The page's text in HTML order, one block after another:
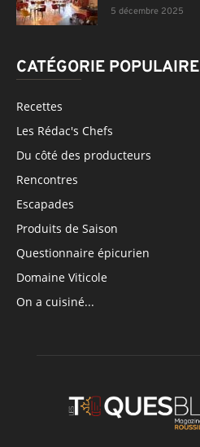
5 décembre 2025
CATÉGORIE POPULAIRE
Recettes
Les Rédac's Chefs
Du côté des producteurs
Rencontres
Escapades
Produits de Saison
Questionnaire épicurien
Domaine Viticole
On a cuisiné...